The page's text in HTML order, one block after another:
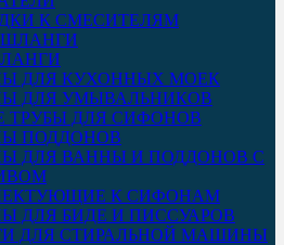
К СМЕСИТЕЛЯМ
ДЛЯ КУХОННЫХ МОЕК
ДЛЯ УМЫВАЛЬНИКОВ
ТРУБЫ ДЛЯ СИФОНОВ
ПОДДОНОВ
ДЛЯ ВАННЫ И ПОДДОНОВ С
К СИФОНАМ
ДЛЯ БИДЕ И ПИССУАРОВ
ДЛЯ СТИРАЛЬНОЙ МАШИНЫ